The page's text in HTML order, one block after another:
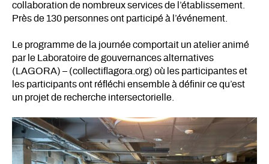
collaboration de nombreux services de l’établissement.
Près de 130 personnes ont participé à l’événement.
Le programme de la journée comportait un atelier animé
par le Laboratoire de gouvernances alternatives
(LAGORA) – (collectiflagora.org) où les participantes et
les participants ont réfléchi ensemble à définir ce qu’est
un projet de recherche intersectorielle.